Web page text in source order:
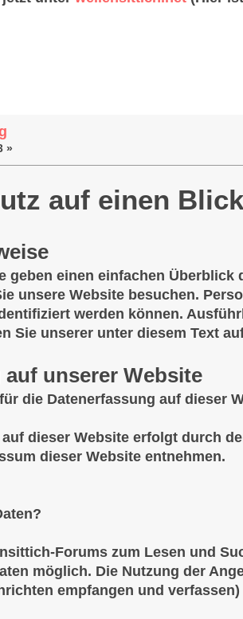
»
auf einen Blick
geben einen einfachen
unsere Website besuchen.
werden können.
Sie unserer unter diesem Text
unserer Website
die Datenerfassung auf dieser
dieser Website erfolgt durch
dieser Website entnehmen.
Forums zum Lesen und
möglich. Die Nutzung der
empfangen und